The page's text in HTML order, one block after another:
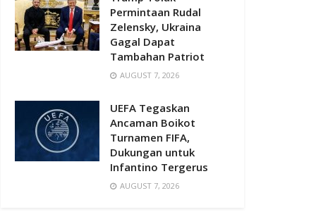
Permintaan Rudal
Zelensky, Ukraina
Gagal Dapat
Tambahan Patriot
AUGUST 7, 2026
UEFA Tegaskan
Ancaman Boikot
Turnamen FIFA,
Dukungan untuk
Infantino Tergerus
AUGUST 7, 2026